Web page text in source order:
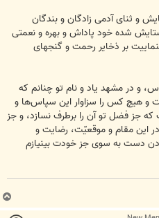
و ثنای آدمی زادگان و بندگان
ستایش‏ شده خود پاداش و بهره و نعمتی
بر ذخایر رحمت و گنجهای
و در مشهد یاد و نام تو چنانم که
و هیچ کس را سزاوار این سپاس‌ها و
جز فضل تو آن را برطرف نسازد، و جز
این مقام و موقعیّت، رضایت و
دست به سوی جز خودت بی‏نیازم